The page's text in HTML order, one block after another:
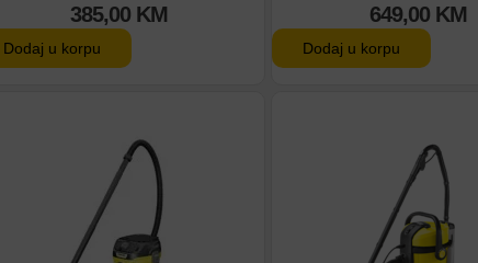
385,00 KM
Dodaj u korpu
649,00 KM
Dodaj u korpu
Dodaj u poređenje Dodaj u poređenje